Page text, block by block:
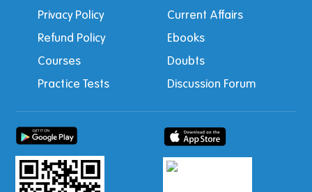
Privacy Policy
Current Affairs
Refund Policy
Ebooks
Courses
Doubts
Practice Tests
Discussion Forum